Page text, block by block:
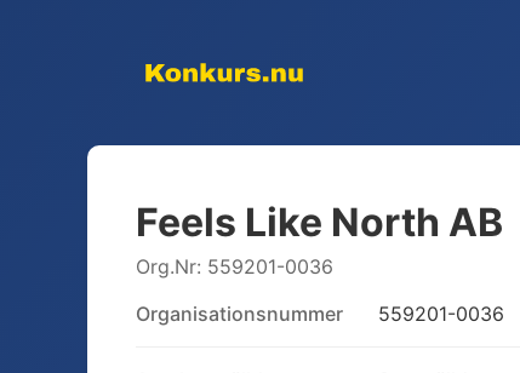
Feels Like North AB
Org.Nr: 559201-0036
Organisationsnummer
559201-0036